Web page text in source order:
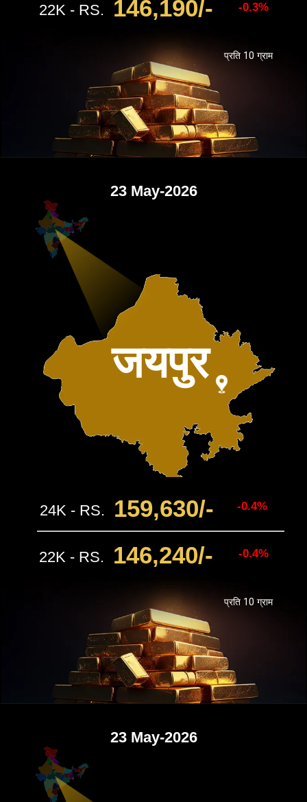
22K - RS. -0.3%
146,190/-
प्रति 10 ग्राम
23 May-2026
24K - RS. -0.4%
159,630/-
22K - RS. -0.4%
146,240/-
जयपुर
प्रति 10 ग्राम
23 May-2026